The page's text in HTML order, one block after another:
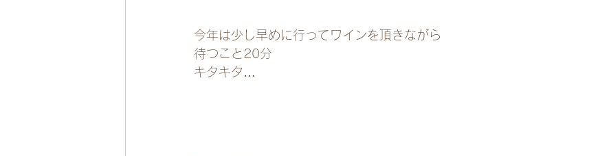
今年は少し早めに行ってワインを頂きながら
待つこと20分
キタキタ…